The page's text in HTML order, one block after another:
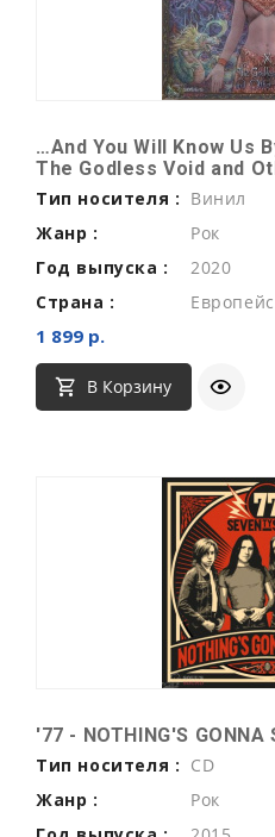
…And You Will Know Us
The Godless Void and
Тип носителя : Винил
Жанр :
Рок
Год выпуска :
2020
Страна :
1 899 р.
В Корзину
'77 - NOTHING'S GONNA
Тип носителя : CD
Жанр :
Рок